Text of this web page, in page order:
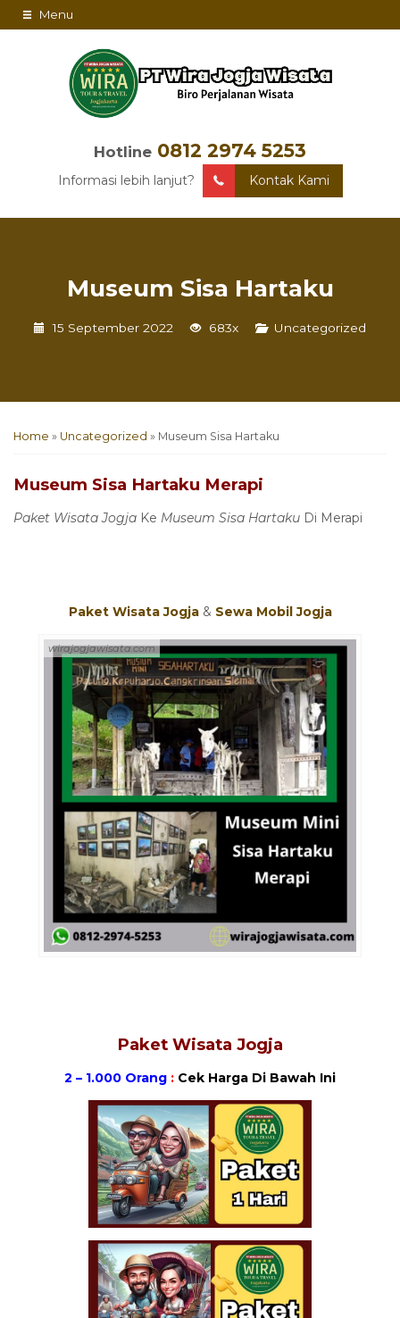
Menu
Hotline 0812 2974 5253
Informasi lebih lanjut? Kontak Kami
Museum Sisa Hartaku
15 September 2022 683x Uncategorized
Home » Uncategorized » Museum Sisa Hartaku
Museum Sisa Hartaku Merapi
Paket Wisata Jogja Ke Museum Sisa Hartaku Di Merapi
Paket Wisata Jogja & Sewa Mobil Jogja
wirajogjawisata.com
Paket Wisata Jogja
2 – 1.000 Orang : Cek Harga Di Bawah Ini